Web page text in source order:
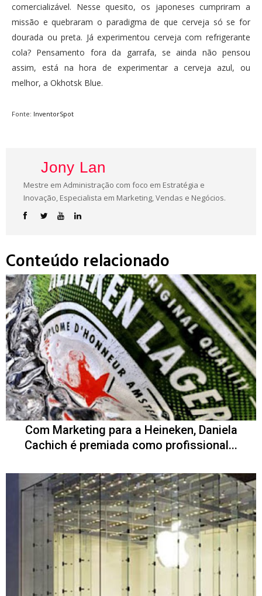
comercializável. Nesse quesito, os japoneses cumpriram a
missão e quebraram o paradigma de que cerveja só se for
dourada ou preta. Já experimentou cerveja com refrigerante
cola? Pensamento fora da garrafa, se ainda não pensou
assim, está na hora de experimentar a cerveja azul, ou
melhor, a Okhotsk Blue.
Fonte: InventorSpot
Jony Lan
Mestre em Administração com foco em Estratégia e
Inovação, Especialista em Marketing, Vendas e Negócios.
Conteúdo relacionado
Com Marketing para a Heineken, Daniela
Cachich é premiada como profissional...